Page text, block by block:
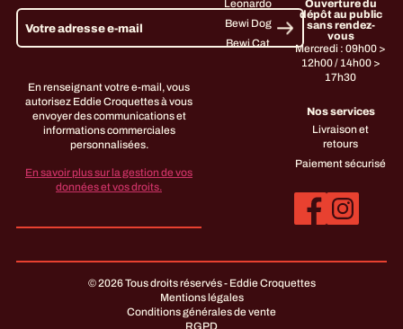
En renseignant votre e-mail, vous
autorisez Eddie Croquettes à vous
envoyer des communications et
informations commerciales
personnalisées.
En savoir plus sur la gestion de vos
données et vos droits.
Leonardo
Bewi Dog
Bewi Cat
Ouverture du
dépôt au public
sans rendez-
vous
Mercredi : 09h00 >
12h00 / 14h00 >
17h30
Nos services
Livraison et
retours
Paiement sécurisé
© 2026 Tous droits réservés - Eddie Croquettes
Mentions légales
Conditions générales de vente
RGPD